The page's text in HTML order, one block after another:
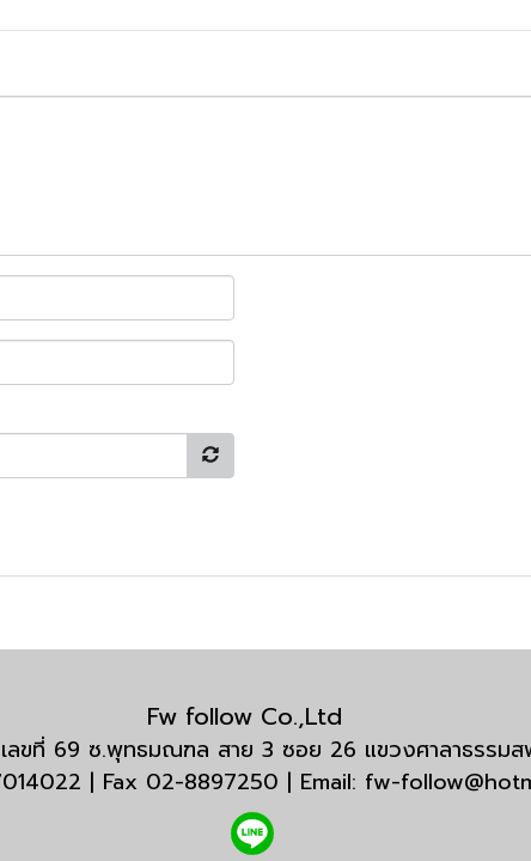
Fw follow Co.,Ltd
ขที่ 69 ซ.พุทธมณฑล สาย 3 ซอย 26 แขวงศาลาธรรม
| Fax 02-8897250 | Email: fw-